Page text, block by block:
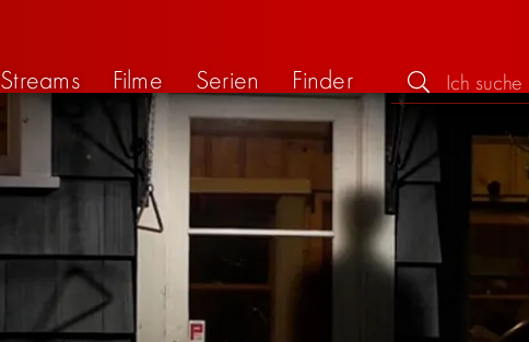
Streams Filme Serien Finder